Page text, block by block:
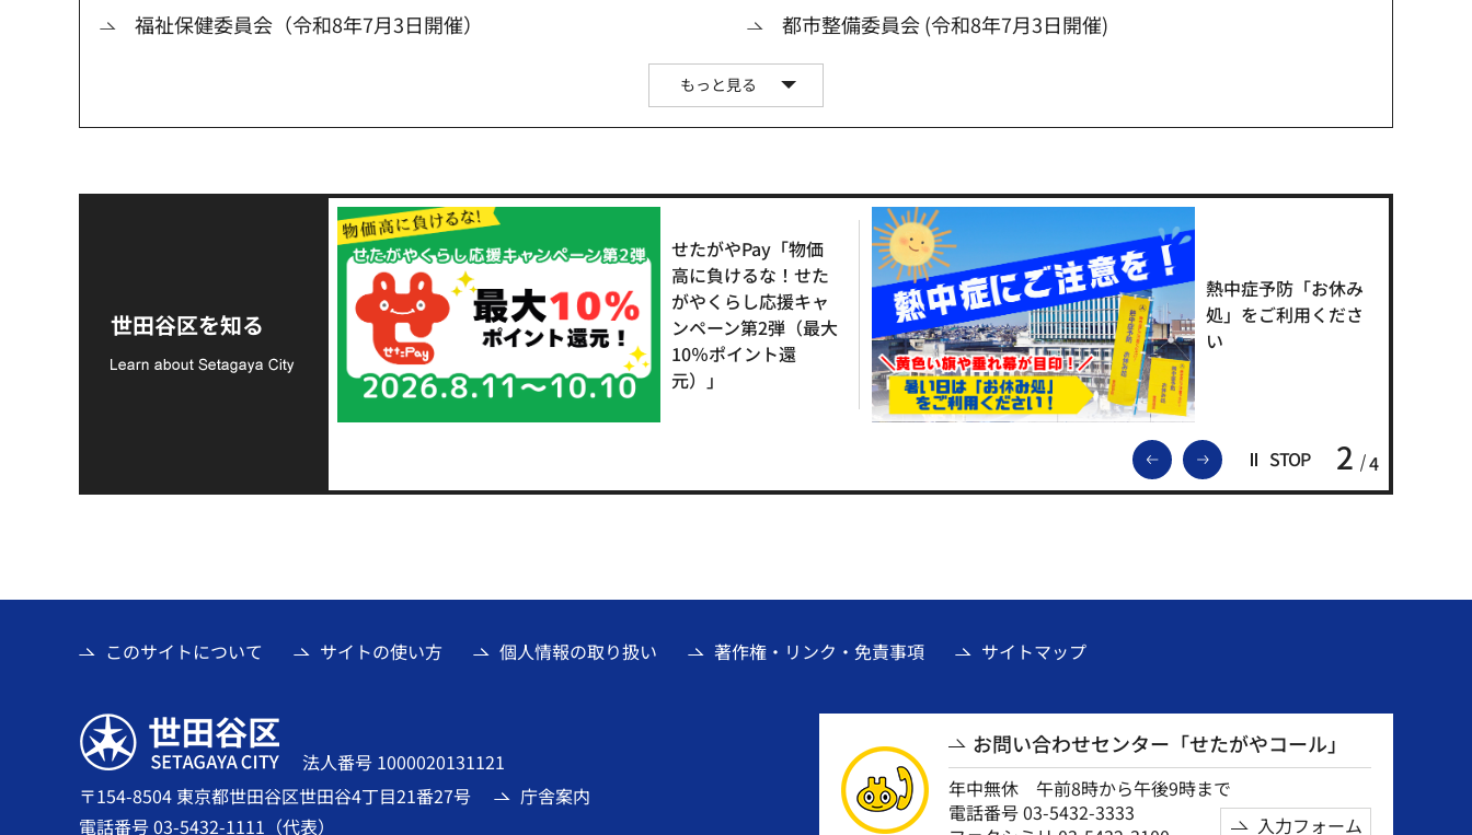
福祉保健委員会（令和8年7月3日開催）
都市整備委員会 (令和8年7月3日開催)
もっと見る
世田谷区を知る
前のスライドを表示
次のスライドを表示
STOP 2 4
支援金の募集につい
て
せたがやPay「物価
高に負けるな！せた
がやくらし応援キャ
ンペーン第2弾（最大
10％ポイント還
元）」
熱中症予防「お休み
処」をご利用くださ
い
このサイトについて サイトの使い方 個人情報の取り扱い 著作権・リンク・免責事項 サイトマップ
世田谷区
法人番号 1000020131121
〒154-8504 東京都世田谷区世田谷4丁目21番27号
電話番号 03-5432-1111（代表）
庁舎案内
お問い合わせセンター「せたがやコール」
年中無休 午前8時から午後9時まで
電話番号 03-5432-3333
入力フォーム